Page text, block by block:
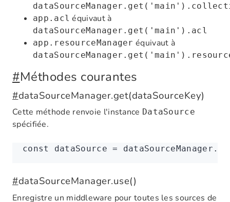
app.acl équivaut à
dataSourceManager.get('main').acl
app.resourceManager équivaut à
#Méthodes courantes
#dataSourceManager.get(dataSourceKey)
Cette méthode renvoie l'instance DataSource
spécifiée.
const dataSource = dataSourceManager
#dataSourceManager.use()
Enregistre un middleware pour toutes les sources de